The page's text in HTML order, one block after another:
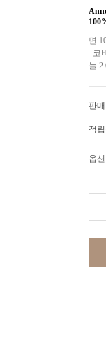
면
_
늘
판
적
옵션